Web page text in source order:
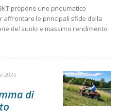
propone uno pneumatico
affrontare le principali sfide della
del suolo e massimo rendimento
2026
di